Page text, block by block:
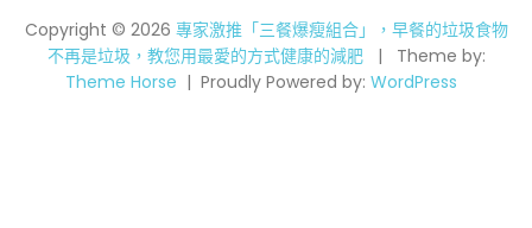
Copyright © 2026 專家激推「三餐爆瘦組合」，早餐的垃圾食物
不再是垃圾，教您用最愛的方式健康的減肥
Theme by:
Theme Horse
Proudly Powered by: WordPress